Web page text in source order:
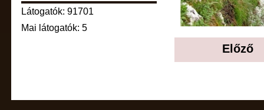
Előző
Látogatók: 91701
Mai látogatók: 5